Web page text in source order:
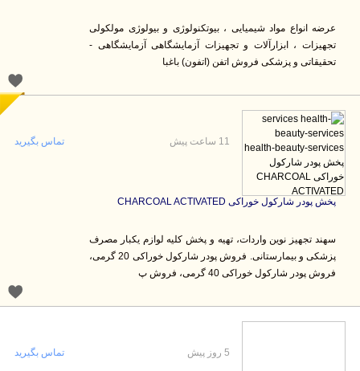
عرضه انواع مواد شیمیایی ، بیوتکنولوژی و بیولوژی مولکولی
تجهیزات ، ابزارآلات و تجهیزات آزمایشگاهی آزمایشگاهی -
تحقیقاتی و پزشکی فروش اتفن (اتفون) باغبا
پخش پودر شارکول خوراکی CHARCOAL ACTIVATED
سهند تجهیز نوین واردات، تهیه و پخش کلیه لوازم یکبار مصرف
پزشکی و بیمارستانی. فروش پودر شارکول خوراکی 20 گرمی،
فروش پودر شارکول خوراکی 40 گرمی، فروش پ
11 ساعت پیش تماس بگیرید
تماس بگیرید